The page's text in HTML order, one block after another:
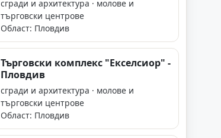
сгради и архитектура · молове и
търговски центрове
Област: Пловдив
Търговски комплекс "Екселсиор" -
Пловдив
сгради и архитектура · молове и
търговски центрове
Област: Пловдив